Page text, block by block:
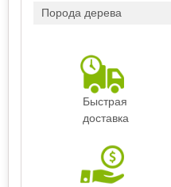
Порода дерева
Быстрая
доставка